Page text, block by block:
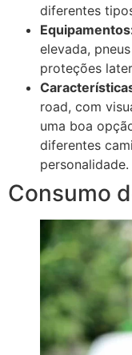
diferentes
elevada,
proteções
road, com
uma boa
diferentes
personalidade.
Consumo